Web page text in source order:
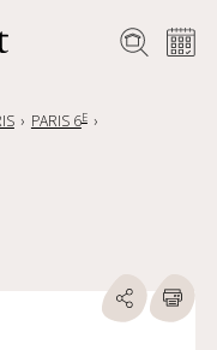
PARIS 6E